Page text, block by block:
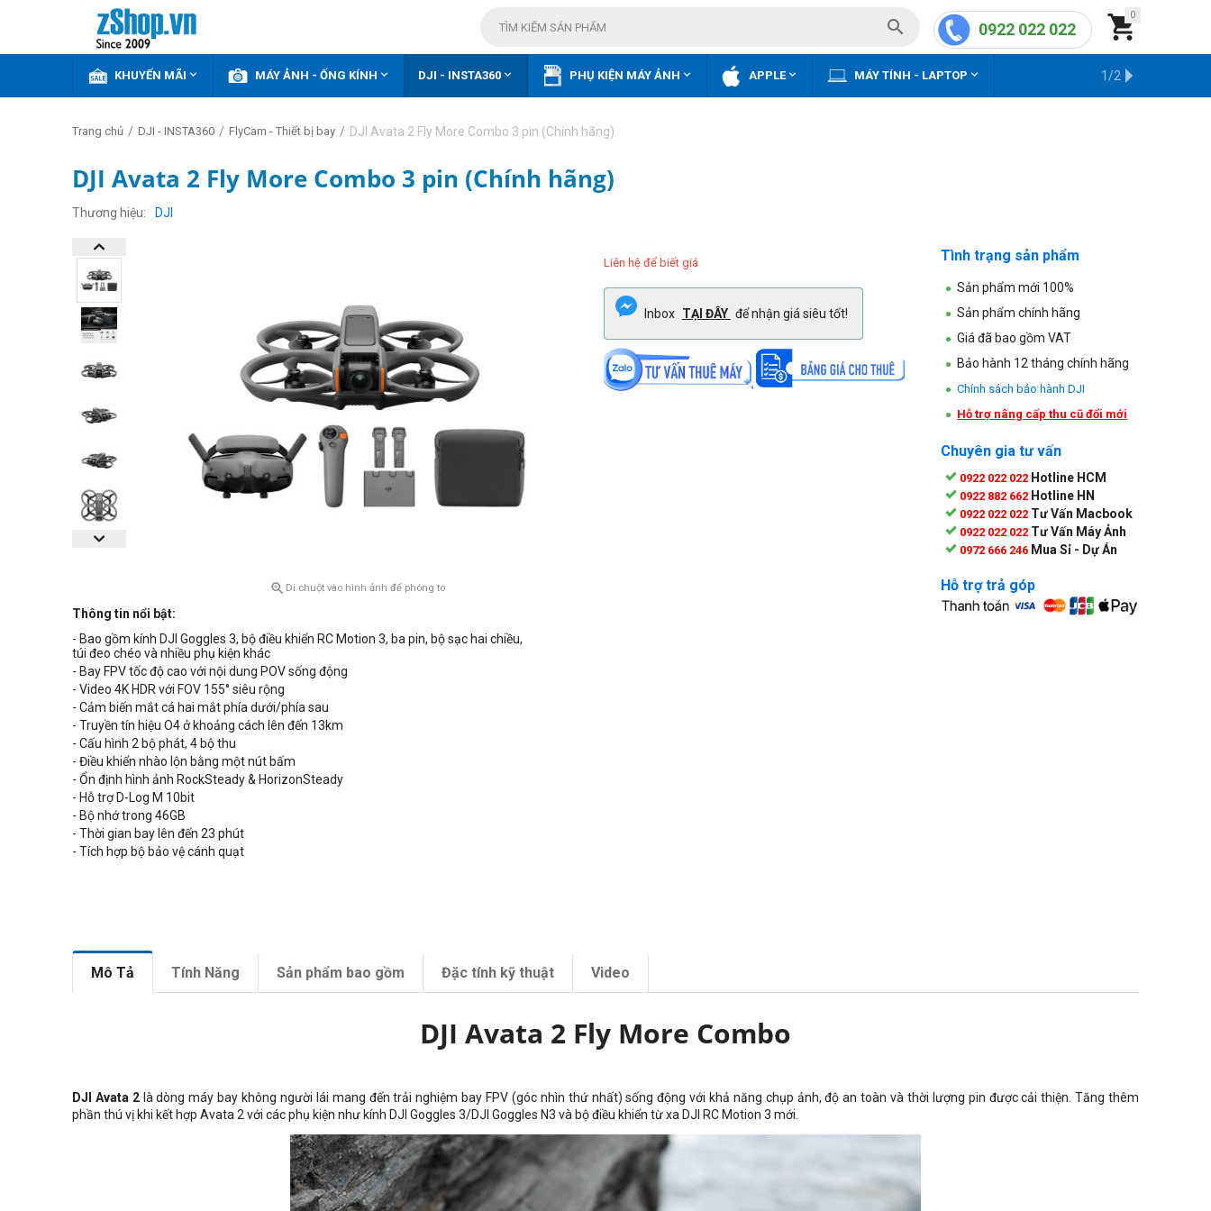
0

0922 022 022

KHUYẾN MÃI  MÁY ẢNH - ỐNG KÍNH  DJI - INSTA360  PHỤ KIỆN MÁY ẢNH  APPLE MÁY TÍNH - LAPTOP  KHO HÀNG CŨ
1/2
Trang chủ / DJI - INSTA360 / FlyCam - Thiết bị bay / DJI Avata 2 Fly More Combo 3 pin (Chính hãng)
DJI Avata 2 Fly More Combo 3 pin (Chính hãng)
Thương hiệu DJI
 Di chuột vào hình ảnh để phóng to
Thông tin nổi bật:
- Bao gồm kính DJI Goggles 3, bộ điều khiển RC Motion 3, ba pin, bộ sạc hai chiều,
túi đeo chéo và nhiều phụ kiện khác
- Bay FPV tốc độ cao với nội dung POV sống động
- Video 4K HDR với FOV 155° siêu rộng
- Cảm biến mắt cá hai mắt phía dưới/phía sau
- Truyền tín hiệu O4 ở khoảng cách lên đến 13km
- Cấu hình 2 bộ phát, 4 bộ thu
- Điều khiển nhào lộn bằng một nút bấm
- Ổn định hình ảnh RockSteady & HorizonSteady
- Hỗ trợ D-Log M 10bit
- Bộ nhớ trong 46GB
- Thời gian bay lên đến 23 phút
- Tích hợp bộ bảo vệ cánh quạt
Liên hệ để biết giá
Inbox TẠI ĐÂY để nhận giá siêu tốt!
Tình trạng sản phẩm
Sản phẩm mới 100%
Sản phẩm chính hãng
Giá đã bao gồm VAT
Bảo hành 12 tháng chính hãng
Chính sách bảo hành DJI
Hỗ trợ nâng cấp thu cũ đổi mới
Chuyên gia tư vấn
0922 022 022 Hotline HCM
0922 882 662 Hotline HN
0922 022 022 Tư Vấn Macbook
0922 022 022 Tư Vấn Máy Ảnh
0972 666 246 Mua Sỉ - Dự Án
Hỗ trợ trả góp
Mô Tả Tính Năng Sản phẩm bao gồm Đặc tính kỹ thuật Video
DJI Avata 2 Fly More Combo
DJI Avata 2là dòng máy bay không người lái mang đến trải nghiệm bay FPV (góc nhìn thứ nhất) sống động với khả năng chụp ảnh, độ an toàn và thời lượng pin được cải thiện. Tăng thêm
phần thú vị khi kết hợp Avata 2 với các phụ kiện như kính DJI Goggles 3/DJI Goggles N3 và bộ điều khiển từ xa DJI RC Motion 3 mới.